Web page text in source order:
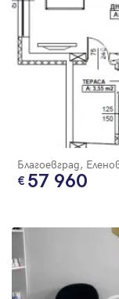
Благоевград,
57 960